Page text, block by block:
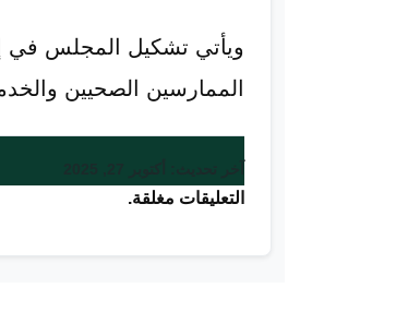
ويأتي تشكيل المجلس في
الممارسين الصحيين
التعليقات مغلقة.